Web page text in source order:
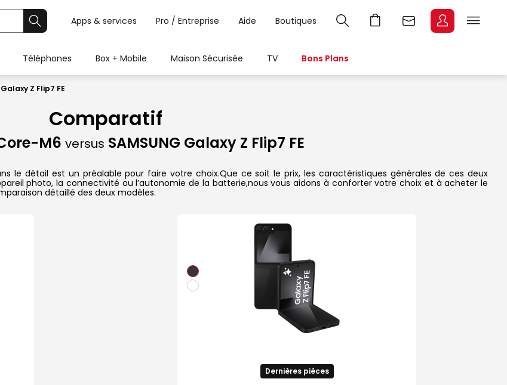
Apps & services Pro / Entreprise Aide Boutiques
Téléphones Box + Mobile Maison Sécurisée TV Bons Plans
Z Flip7 FE
Comparatif
M6 versus SAMSUNG Galaxy Z Flip7 FE
le détail est un préalable pour faire votre choix.Que ce soit le prix, les caractéristiques générales de ces deux
photo, la connectivité ou l’autonomie de la batterie,nous vous aidons à conforter votre choix et à acheter le
détaillé des deux modèles.
Dernières pièces